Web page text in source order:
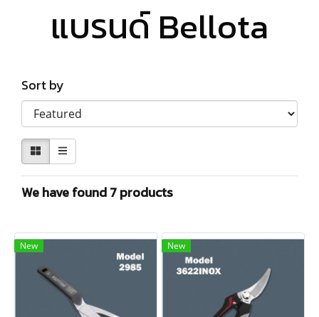
แบรนด์ Bellota
Sort by
We have found 7 products
New New